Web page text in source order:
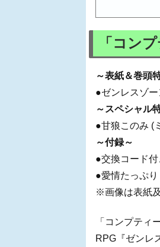
「コン
～表紙＆巻頭
●ゼンレスゾー
～スペシャル
●甘狼このみ (
～付録～
●交換コード
●愛情たっぷ
※画像は表紙
「コンプティ
RPG『ゼンレ